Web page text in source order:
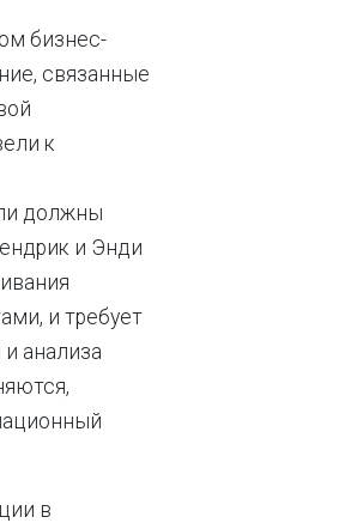
бизнес-
связанные
к
должны
и Энди
и требует
анализа
в